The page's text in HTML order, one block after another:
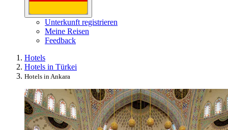
Unterkunft registrieren
Meine Reisen
Feedback
Hotels
Hotels in Türkei
Hotels in Ankara